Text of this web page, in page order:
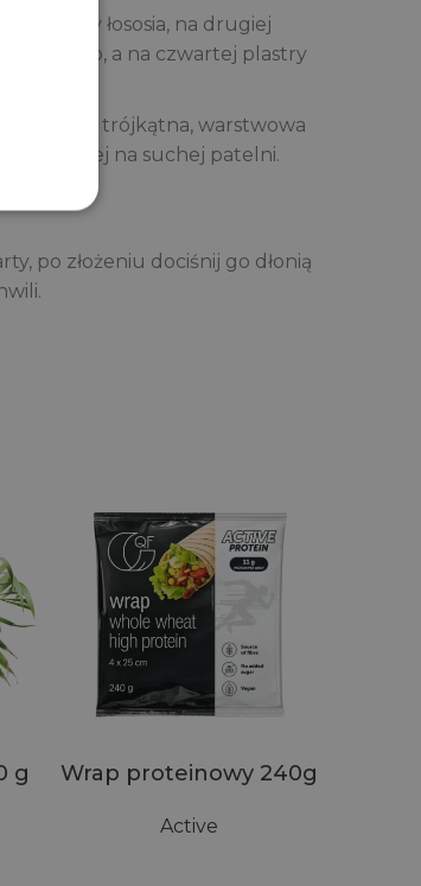
plastry łososia, na drugiej
jalapeno, a na czwartej plastry
powstała trójkątna, warstwowa
podgrzej na suchej patelni.
po złożeniu dociśnij go dłonią
g Wrap proteinowy 240g
Active